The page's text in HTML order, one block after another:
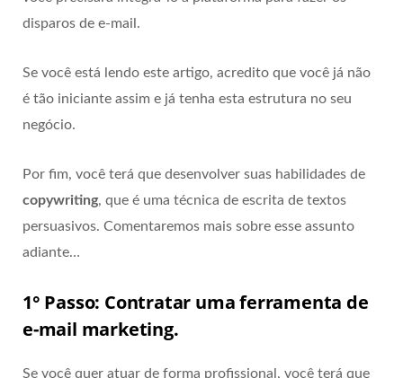
disparos de e-mail.
Se você está lendo este artigo, acredito que você já não
é tão iniciante assim e já tenha esta estrutura no seu
negócio.
Por fim, você terá que desenvolver suas habilidades de
copywriting, que é uma técnica de escrita de textos
persuasivos. Comentaremos mais sobre esse assunto
adiante…
1° Passo: Contratar uma ferramenta de
e-mail marketing.
Se você quer atuar de forma profissional, você terá que